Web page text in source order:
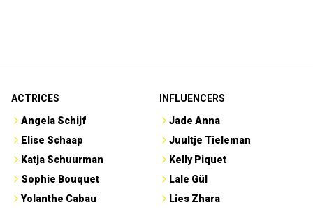
ACTRICES
Angela Schijf
Elise Schaap
Katja Schuurman
Sophie Bouquet
Yolanthe Cabau
INFLUENCERS
Jade Anna
Juultje Tieleman
Kelly Piquet
Lale Gül
Lies Zhara